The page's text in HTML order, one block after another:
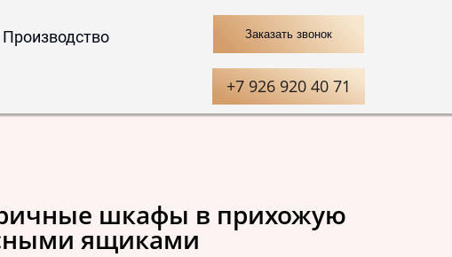
Производство Заказать звонок
+7 926 920 40 71
шкафы в прихожую
ящиками